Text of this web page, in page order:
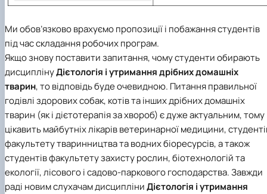
Ми обов’язково врахуємо пропозиції і побажання студентів
під час складання робочих програм.
Якщо знову поставити запитання, чому студенти обирають
дисциплінуДієтологія і утримання дрібних домашніх
тварин, то відповідь буде очевидною. Питання правильної
годівлі здорових собак, котів та інших дрібних домашніх
тварин (як і дієтотерапія за хвороб) є дуже актуальним, тому
цікавить майбутніх лікарів ветеринарної медицини,
факультету тваринництва та водних біоресурсів, а також
студентів факультету захисту рослин, біотехнологій та
екології, лісового і садово-паркового господарства. Завжди
раді новим слухачам дисципліниДієтологія і утримання